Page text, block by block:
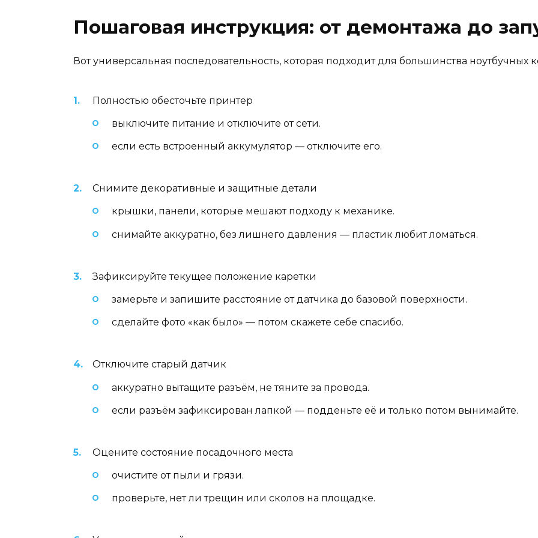
Пошаговая инструкция: от демонтажа до
Вот универсальная последовательность, которая подходит для большинства ноутбучных
Полностью обесточьте принтер
выключите питание и отключите от сети.
если есть встроенный аккумулятор — отключите его.
Снимите декоративные и защитные детали
крышки, панели, которые мешают подходу к механике.
снимайте аккуратно, без лишнего давления — пластик любит ломаться.
Зафиксируйте текущее положение каретки
замерьте и запишите расстояние от датчика до базовой поверхности.
сделайте фото «как было» — потом скажете себе спасибо.
Отключите старый датчик
аккуратно вытащите разъём, не тяните за провода.
если разъём зафиксирован лапкой — подденьте её и только потом вынимайте.
Оцените состояние посадочного места
очистите от пыли и грязи.
проверьте, нет ли трещин или сколов на площадке.